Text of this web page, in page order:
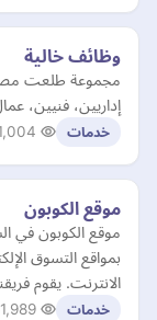
وظائف خالية
مجموعة طلعت
إداريين، فنيين،
خدمات
موقع الكوبون
موقع الكوبون في
بمواقع التسوق
الانترنت. يقوم
خدمات